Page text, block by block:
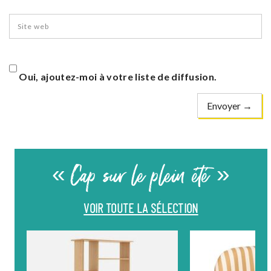
Oui, ajoutez-moi à votre liste de diffusion.
« Cap sur le plein été »
VOIR TOUTE LA SÉLECTION